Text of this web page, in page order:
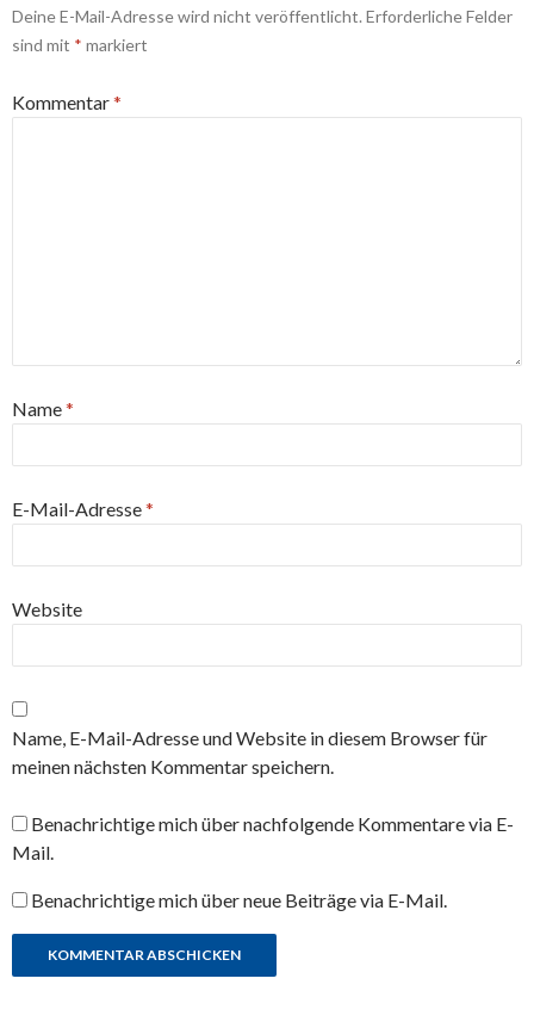
Deine E-Mail-Adresse wird nicht veröffentlicht. Erforderliche Felder
sind mit * markiert
Kommentar*
Name*
E-Mail-Adresse*
Website
Name, E-Mail-Adresse und Website in diesem Browser für
meinen nächsten Kommentar speichern.
Benachrichtige mich über nachfolgende Kommentare via E-
Mail.
Benachrichtige mich über neue Beiträge via E-Mail.